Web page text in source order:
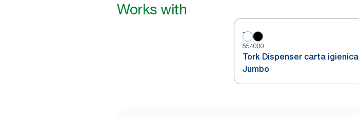
Works with
554000
Tork Dispenser carta igienica
Jumbo